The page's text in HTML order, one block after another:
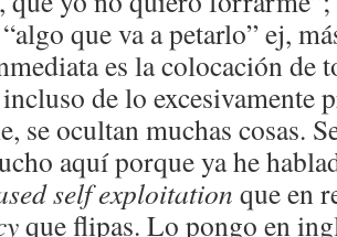
que va a petarlo” ej,
es la colocación de
de lo excesivamente
se ocultan muchas cosas.
aquí porque ya he
self exploitation que en
que flipas. Lo pongo en